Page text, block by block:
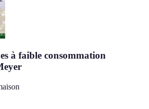
à faible consommation